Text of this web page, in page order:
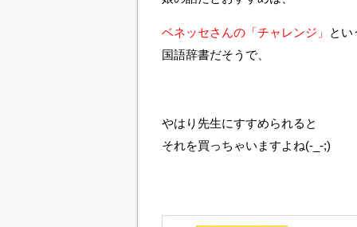
ベネッセさんの「チャレンジ」
とい
国語辞書だそうで、
やはり先生にすすめられると
それを買っちゃいますよね(-_-;)